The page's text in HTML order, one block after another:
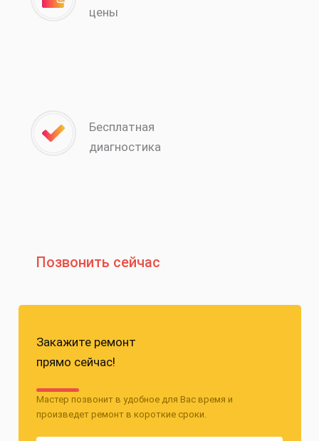
цены
Бесплатная
диагностика
Позвонить сейчас
Закажите ремонт
прямо сейчас!
Мастер позвонит в удобное для Вас время и
произведет ремонт в короткие сроки.